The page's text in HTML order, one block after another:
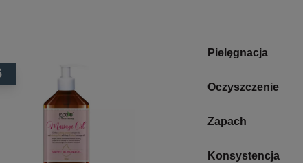
Pielęgnacja
Oczyszczenie
Zapach
Konsystencja